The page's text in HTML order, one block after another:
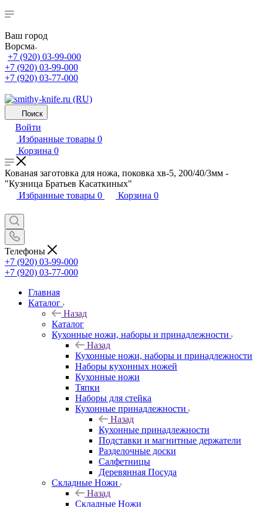
Ваш город
Ворсма
+7 (920) 03-99-000
+7 (920) 03-99-000
+7 (920) 03-77-000
Поиск
Войти
Избранные товары 0
Корзина 0
Кованая заготовка для ножа, поковка хв-5, 200/40/3мм -
"Кузница Братьев Касаткиных"
Избранные товары 0 Корзина 0
Телефоны
+7 (920) 03-99-000
+7 (920) 03-77-000
Главная
Каталог
Назад
Каталог
Кухонные ножи, наборы и принадлежности
Назад
Кухонные ножи, наборы и принадлежности
Наборы кухонных ножей
Кухонные ножи
Тяпки
Наборы для стейка
Кухонные принадлежности
Назад
Кухонные принадлежности
Подставки и магнитные держатели
Разделочные доски
Салфетницы
Деревянная Посуда
Складные Ножи
Назад
Складные Ножи